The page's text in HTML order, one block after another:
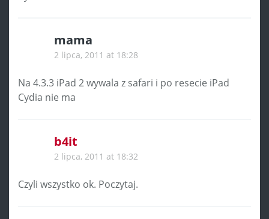
mama
2 lipca, 2011 at 18:28
Na 4.3.3 iPad 2 wywala z safari i po resecie iPad
Cydia nie ma
b4it
2 lipca, 2011 at 18:32
Czyli wszystko ok. Poczytaj.